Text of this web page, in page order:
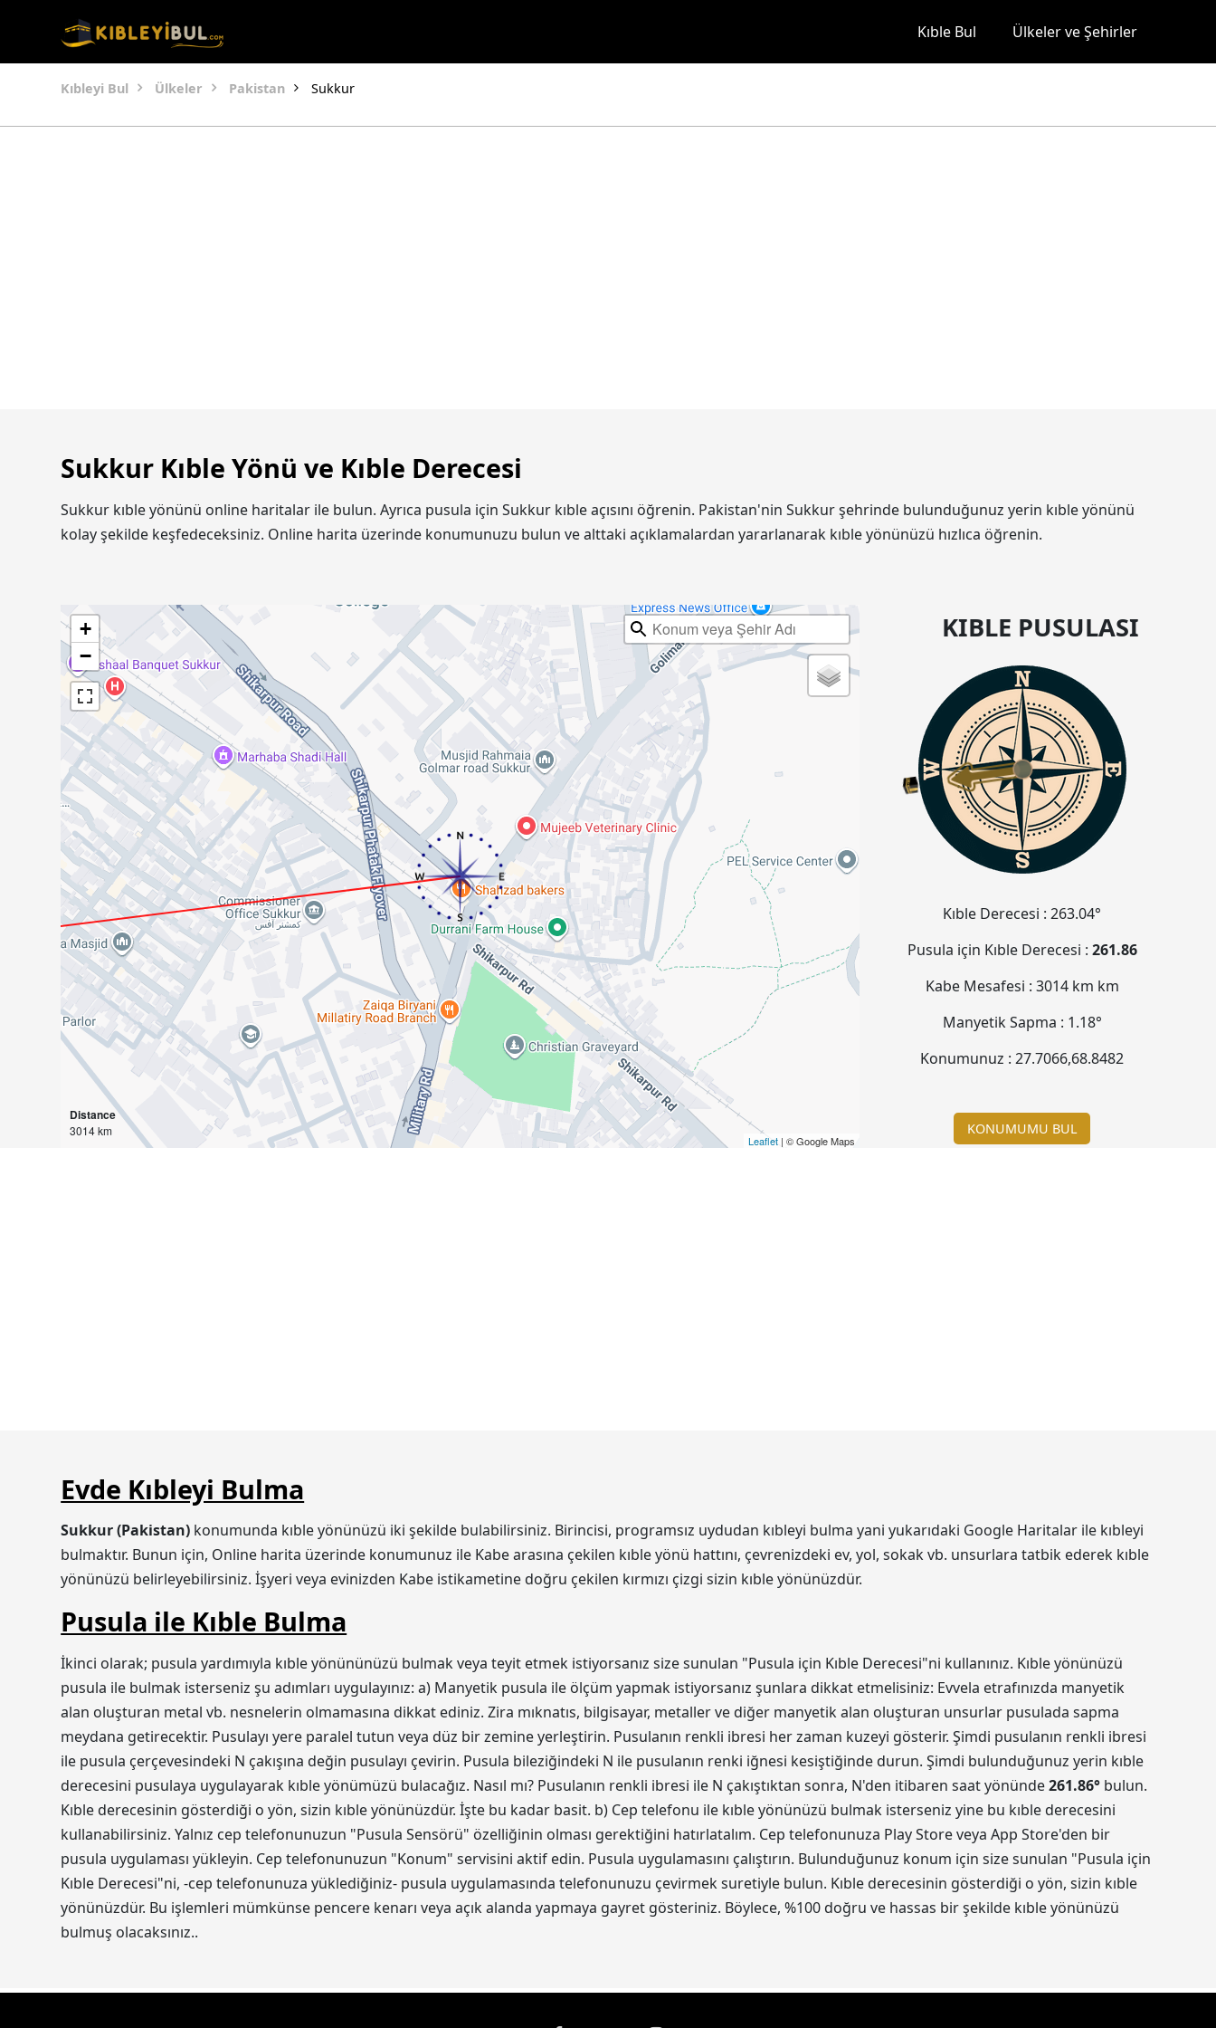
Kıble Bul Ülkeler ve Şehirler
Kıbleyi Bul Ülkeler Pakistan Sukkur
Sukkur Kıble Yönü ve Kıble Derecesi
Sukkur kıble yönünü online haritalar ile bulun. Ayrıca pusula için Sukkur kıble açısını öğrenin. Pakistan'nin Sukkur şehrinde bulunduğunuz yerin kıble yönünü
kolay şekilde keşfedeceksiniz. Online harita üzerinde konumunuzu bulun ve alttaki açıklamalardan yararlanarak kıble yönünüzü hızlıca öğrenin.
+
−
Distance
3014 km
Leaflet | © Google Maps
KIBLE PUSULASI
Kıble Derecesi :263.04°
Pusula için Kıble Derecesi : 261.86
Kabe Mesafesi : 3014 km km
Manyetik Sapma : 1.18°
Konumunuz :27.7066,68.8482
KONUMUMU BUL
Evde Kıbleyi Bulma
Sukkur (Pakistan) konumunda kıble yönünüzü iki şekilde bulabilirsiniz. Birincisi, programsız uydudan kıbleyi bulma yani yukarıdaki Google Haritalar ile kıbleyi
bulmaktır. Bunun için, Online harita üzerinde konumunuz ile Kabe arasına çekilen kıble yönü hattını, çevrenizdeki ev, yol, sokak vb. unsurlara tatbik ederek kıble
yönünüzü belirleyebilirsiniz. İşyeri veya evinizden Kabe istikametine doğru çekilen kırmızı çizgi sizin kıble yönünüzdür.
Pusula ile Kıble Bulma
İkinci olarak; pusula yardımıyla kıble yönününüzü bulmak veya teyit etmek istiyorsanız size sunulan "Pusula için Kıble Derecesi"ni kullanınız. Kıble yönünüzü
pusula ile bulmak isterseniz şu adımları uygulayınız: a) Manyetik pusula ile ölçüm yapmak istiyorsanız şunlara dikkat etmelisiniz: Evvela etrafınızda manyetik
alan oluşturan metal vb. nesnelerin olmamasına dikkat ediniz. Zira mıknatıs, bilgisayar, metaller ve diğer manyetik alan oluşturan unsurlar pusulada sapma
meydana getirecektir. Pusulayı yere paralel tutun veya düz bir zemine yerleştirin. Pusulanın renkli ibresi her zaman kuzeyi gösterir. Şimdi pusulanın renkli ibresi
ile pusula çerçevesindeki N çakışına değin pusulayı çevirin. Pusula bileziğindeki N ile pusulanın renki iğnesi kesiştiğinde durun. Şimdi bulunduğunuz yerin kıble
derecesini pusulaya uygulayarak kıble yönümüzü bulacağız. Nasıl mı? Pusulanın renkli ibresi ile N çakıştıktan sonra, N'den itibaren saat yönünde261.86° bulun.
Kıble derecesinin gösterdiği o yön, sizin kıble yönünüzdür. İşte bu kadar basit. b) Cep telefonu ile kıble yönünüzü bulmak isterseniz yine bu kıble derecesini
kullanabilirsiniz. Yalnız cep telefonunuzun "Pusula Sensörü" özelliğinin olması gerektiğini hatırlatalım. Cep telefonunuza Play Store veya App Store'den bir
pusula uygulaması yükleyin. Cep telefonunuzun "Konum" servisini aktif edin. Pusula uygulamasını çalıştırın. Bulunduğunuz konum için size sunulan "Pusula için
Kıble Derecesi"ni, -cep telefonunuza yüklediğiniz- pusula uygulamasında telefonunuzu çevirmek suretiyle bulun. Kıble derecesinin gösterdiği o yön, sizin kıble
yönünüzdür. Bu işlemleri mümkünse pencere kenarı veya açık alanda yapmaya gayret gösteriniz. Böylece, %100 doğru ve hassas bir şekilde kıble yönünüzü
bulmuş olacaksınız..